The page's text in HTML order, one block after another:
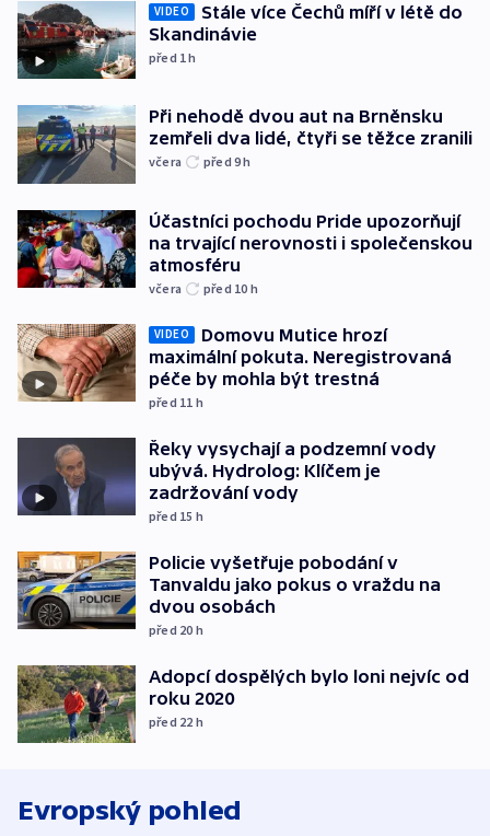
VIDEO
Stále více Čechů míří v létě do
Skandinávie
před 1h
Při nehodě dvou aut na Brněnsku
zemřeli dva lidé, čtyři se těžce zranili
včera před 9h
Účastníci pochodu Pride upozorňují
na trvající nerovnosti i společenskou
atmosféru
včera před 10 h
VIDEO
Domovu Mutice hrozí
maximální pokuta. Neregistrovaná
péče by mohla být trestná
před 11 h
Řeky vysychají a podzemní vody
ubývá. Hydrolog: Klíčem je
zadržování vody
před 15 h
Policie vyšetřuje pobodání v
Tanvaldu jako pokus o vraždu na
dvou osobách
před 20 h
Adopcí dospělých bylo loni nejvíc od
roku 2020
před 22 h
Evropský pohled